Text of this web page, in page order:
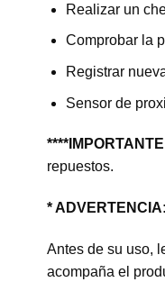
Realizar un
Comprobar la
Registrar
Sensor de
****IMPORTANTE
repuestos.
* ADVERTENCIA:
Antes de su uso,
acompaña el